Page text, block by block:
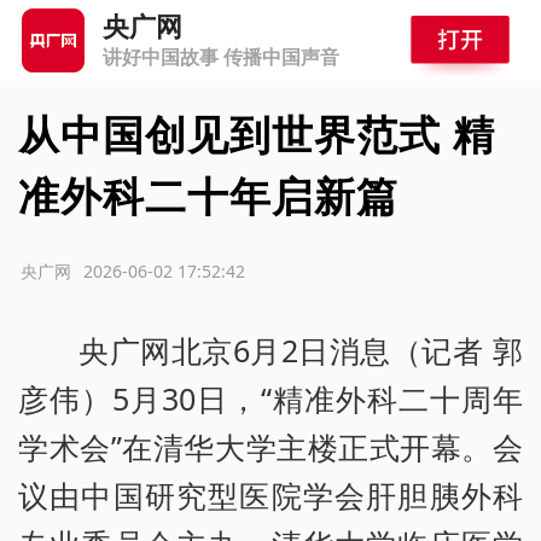
央广网
讲好中国故事 传播中国声音
从中国创见到世界范式 精
准外科二十年启新篇
2026-06-02 17:52:42
央广网
央广网北京6月2日消息（记者 郭
彦伟）5月30日，“精准外科二十周年
学术会”在清华大学主楼正式开幕。会
议由中国研究型医院学会肝胆胰外科